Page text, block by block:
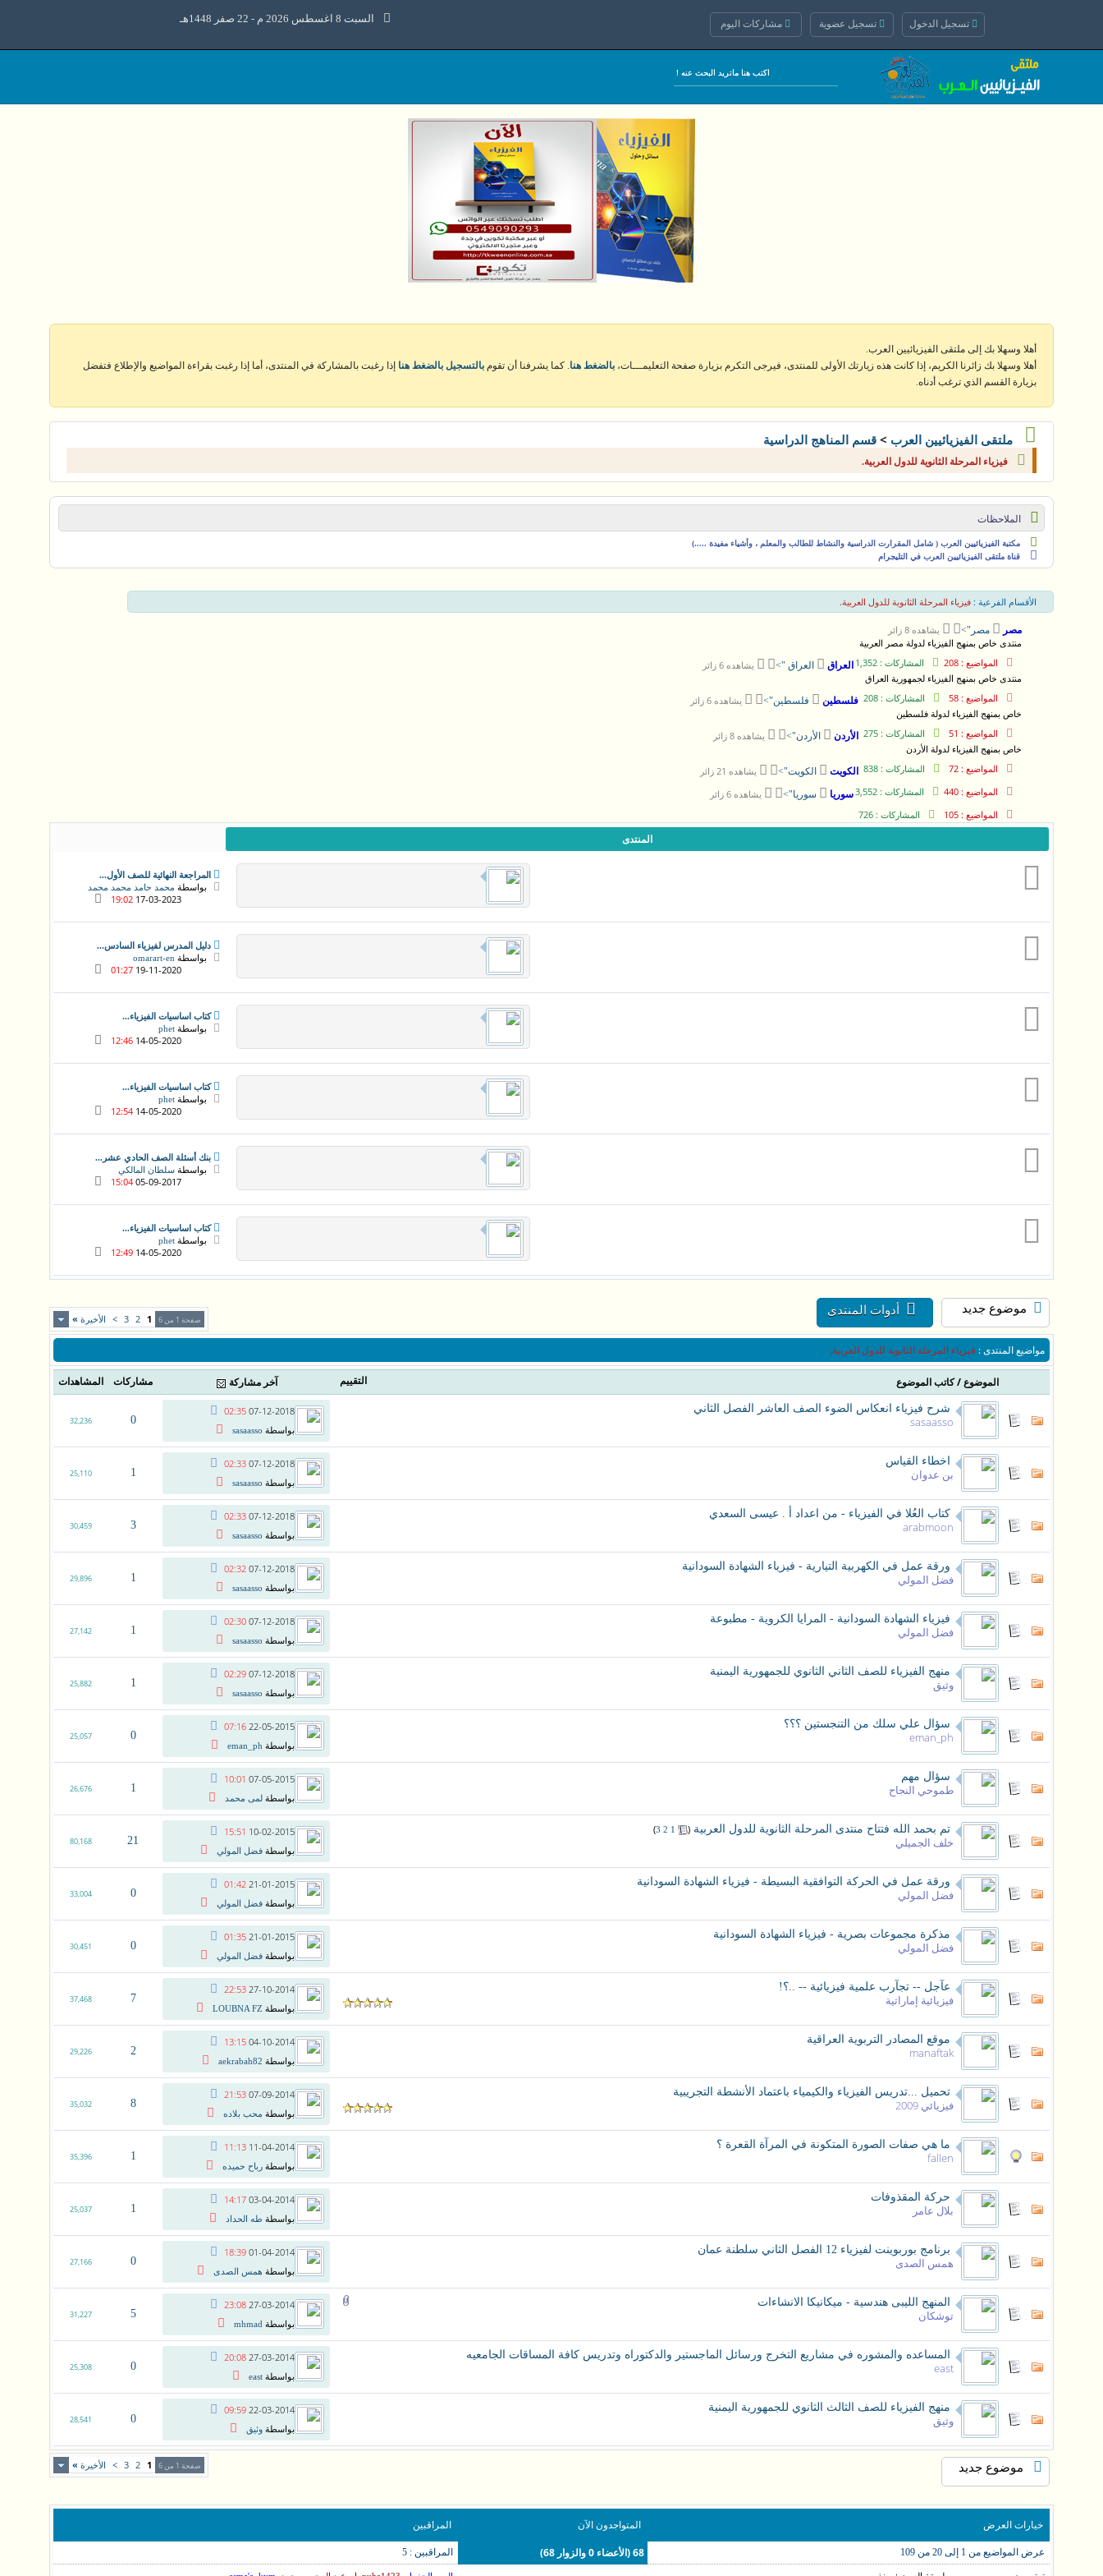
تسجيل الدخول تسجيل عضوية مشاركات اليوم السبت 8 اغسطس 2026 م - 22 صفر 1448هـ
أهلا وسهلا بك إلى ملتقى الفيزيائيين العرب.
أهلا وسهلا بك زائرنا الكريم، إذا كانت هذه زيارتك الأولى للمنتدى، فيرجى التكرم بزيارة صفحة التعليمـــات، بالضغط هنا . كما يشرفنا أن تقوم بالتسجيل بالضغط هنا إذا رغبت بالمشاركة في المنتدى، أما إذا رغبت بقراءة المواضيع والإطلاع فتفضل
بزيارة القسم الذي ترغب أدناه.
ملتقى الفيزيائيين العرب > قسم المناهج الدراسية
فيزياء المرحلة الثانوية للدول العربية.
الملاحظات
مكتبة الفيزيائيين العرب ( شامل المقرارت الدراسية والنشاط للطالب والمعلم ، وأشياء مفيدة .....)
قناة ملتقى الفيزيائيين العرب في التليجرام
الأقسام الفرعية : فيزياء المرحلة الثانوية للدول العربية.
مصر  مصر">
 يشاهده 8 زائر
منتدى خاص بمنهج الفيزياء لدولة مصر العربية
المواضيع : 208
المشاركات : 1,352 العراق  العراق ">
 يشاهده 6 زائر
منتدى خاص بمنهج الفيزياء لجمهورية العراق
المواضيع : 58
المشاركات : 208 فلسطين  فلسطين">
 يشاهده 6 زائر
خاص بمنهج الفيزياء لدولة فلسطين
المواضيع : 51
المشاركات : 275 الأردن  الأردن">
 يشاهده 8 زائر
خاص بمنهج الفيزياء لدولة الأردن
المواضيع : 72
المشاركات : 838 الكويت  الكويت">
 يشاهده 21 زائر
المواضيع : 440
المشاركات : 3,552 سوريا  سوريا">
 يشاهده 6 زائر
المواضيع : 105
المشاركات : 726
المنتدى
المراجعة النهائية للصف الأول...
بواسطة محمد حامد محمد محمد
17-03-2023
19:02
دليل المدرس لفيزياء السادس...
بواسطة omarart-en
19-11-2020
01:27
كتاب اساسيات الفيزياء...
بواسطة phet
14-05-2020
12:46
كتاب اساسيات الفيزياء...
بواسطة phet
14-05-2020
12:54
بنك أسئلة الصف الحادي عشر...
بواسطة سلطان المالكي
05-09-2017
15:04
كتاب اساسيات الفيزياء...
بواسطة phet
14-05-2020
12:49
موضوع جديد أدوات المنتدى
صفحة 1 من 6 1
2
3
> الأخيرة »
مواضيع المنتدى: فيزياء المرحلة الثانوية للدول العربية.
التقييم الموضوع /كاتب الموضوع آخر مشاركة مشاركات المشاهدات
شرح فيزياء انعكاس الضوء الصف العاشر الفصل الثاني
sasaasso
07-12-2018
02:35
بواسطة sasaasso
0
32,236
اخطاء القياس
بن عدوان
07-12-2018
02:33
بواسطة sasaasso
1
25,110
كتاب العُلا في الفيزياء - من اعداد أ . عيسى السعدي
arabmoon
07-12-2018
02:33
بواسطة sasaasso
3
30,459
ورقة عمل في الكهربية التيارية - فيزياء الشهادة السودانية
فضل المولي
07-12-2018
02:32
بواسطة sasaasso
1
29,896
فيزياء الشهادة السودانية - المرايا الكروية - مطبوعة
فضل المولي
07-12-2018
02:30
بواسطة sasaasso
1
27,142
منهج الفيزياء للصف الثاني الثانوي للجمهورية اليمنية
وثيق
07-12-2018
02:29
بواسطة sasaasso
1
25,882
سؤال علي سلك من التنجستين ؟؟؟
eman_ph
22-05-2015
07:16
بواسطة eman_ph
0
25,057
سؤال مهم
طموحي النجاح
07-05-2015
10:01
بواسطة لمى محمد
1
26,676
تم بحمد الله فتتاح منتدى المرحلة الثانوية للدول العربية (
1
2
3
)
خلف الجميلي
10-02-2015
15:51
بواسطة فضل المولي
21
80,168
ورقة عمل في الحركة التوافقية البسيطة - فيزياء الشهادة السودانية
فضل المولي
21-01-2015
01:42
بواسطة فضل المولي
0
33,004
مذكرة مجموعات بصرية - فيزياء الشهادة السودانية
فضل المولي
21-01-2015
01:35
بواسطة فضل المولي
0
30,451
عآجل -- تجآرب علمية فيزيائية -- ..؟!
فيزيائية إماراتية
27-10-2014
22:53
بواسطة LOUBNA FZ
7
37,468
موقع المصادر التربوية العراقية
manaftak
04-10-2014
13:15
بواسطة aekrabah82
2
29,226
تحميل ...تدريس الفيزياء والكيمياء باعتماد الأنشطة التجريبية
فيزيائي 2009
07-09-2014
21:53
بواسطة محب بلاده
8
35,032
ما هي صفات الصورة المتكونة في المرآة القعرة ؟
fallen
11-04-2014
11:13
بواسطة رباح حميده
1
35,396
حركة المقذوفات
بلال عامر
03-04-2014
14:17
بواسطة طه الحداد
1
25,037
برنامج بوربوينت لفيزياء 12 الفصل الثاني سلطنة عمان
همس الصدى
01-04-2014
18:39
بواسطة همس الصدى
0
27,166
المنهج الليبى هندسية - ميكانيكا الانشاءات
توشكان
27-03-2014
23:08
بواسطة mhmad
5
31,227
المساعده والمشوره في مشاريع التخرج ورسائل الماجستير والدكتوراه وتدريس كافة المساقات الجامعيه
east
27-03-2014
20:08
بواسطة east
0
25,308
منهج الفيزياء للصف الثالث الثانوي للجمهورية اليمنية
وثيق
22-03-2014
09:59
بواسطة وثيق
0
28,541
موضوع جديد صفحة 1 من 6 1
2
3
> الأخيرة »
خيارات العرض المتواجدون الآن المراقبين
عرض المواضيع من 1 إلى 20 من 109 68 (الأعضاء 0 والزوار 68) المراقبين : 5